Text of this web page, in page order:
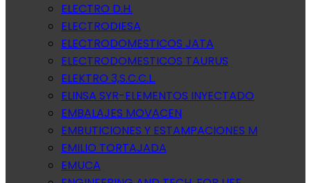
ELECTRO D.H.
ELECTRODIESA
ELECTRODOMESTICOS JATA
ELECTRODOMESTICOS TAURUS
ELEKTRO 3,S.C.C.L.
ELINSA SYR-ELEMENTOS INYECTADO
EMBALAJES MOVACEN
EMBUTICIONES Y ESTAMPACIONES M
EMILIO TORTAJADA
EMUCA